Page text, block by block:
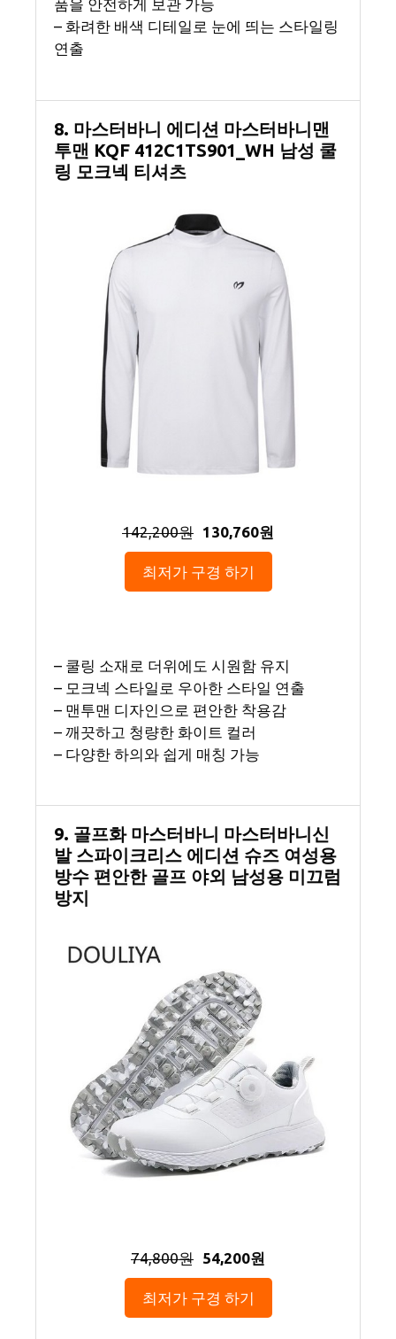
품을 안전하게 보관 가능
– 화려한 배색 디테일로 눈에 띄는 스타일링
연출
8. 마스터바니 에디션 마스터바니맨
투맨 KQF 412C1TS901_WH 남성 쿨
링 모크넥 티셔츠
142,200원 130,760원
최저가 구경 하기
– 쿨링 소재로 더위에도 시원함 유지
– 모크넥 스타일로 우아한 스타일 연출
– 맨투맨 디자인으로 편안한 착용감
– 깨끗하고 청량한 화이트 컬러
– 다양한 하의와 쉽게 매칭 가능
9. 골프화 마스터바니 마스터바니신
발 스파이크리스 에디션 슈즈 여성용
방수 편안한 골프 야외 남성용 미끄럼
방지
74,800원 54,200원
최저가 구경 하기